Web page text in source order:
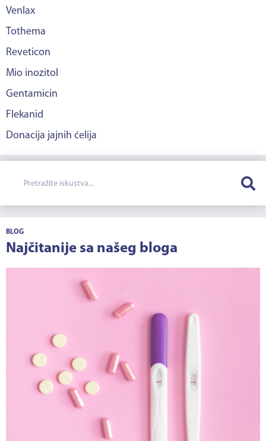
Venlax
Tothema
Reveticon
Mio inozitol
Gentamicin
Flekanid
Donacija jajnih ćelija
BLOG
Najčitanije sa našeg bloga